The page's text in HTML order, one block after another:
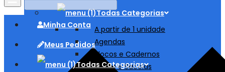
Todas Categorias
A partir de 1 unidade
Agendas
Blocos e Cadernos
Bolsas e Sacolas
Minha Conta
Meus Pedidos
Todas Categorias